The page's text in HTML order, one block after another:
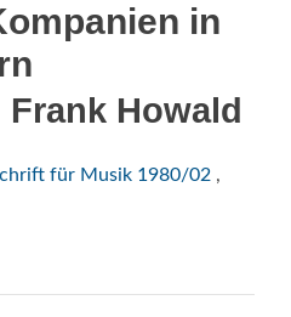
in
Howald
für Musik 1980/02 ,